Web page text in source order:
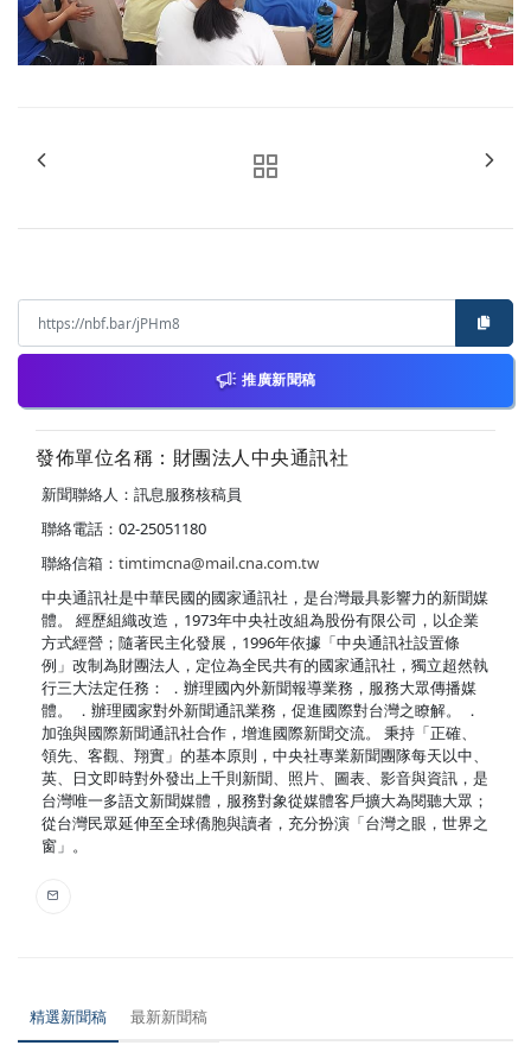
推廣新聞稿
發佈單位名稱：財團法人中央通訊社
新聞聯絡人：訊息服務核稿員
聯絡電話：02-25051180
聯絡信箱： timtimcna@mail.cna.com.tw
中央通訊社是中華民國的國家通訊社，是台灣最具影響力的新聞媒
體。 經歷組織改造，1973年中央社改組為股份有限公司，以企業
方式經營；隨著民主化發展，1996年依據「中央通訊社設置條
例」改制為財團法人，定位為全民共有的國家通訊社，獨立超然執
行三大法定任務： ．辦理國內外新聞報導業務，服務大眾傳播媒
體。 ．辦理國家對外新聞通訊業務，促進國際對台灣之瞭解。 ．
加強與國際新聞通訊社合作，增進國際新聞交流。 秉持「正確、
領先、客觀、翔實」的基本原則，中央社專業新聞團隊每天以中、
英、日文即時對外發出上千則新聞、照片、圖表、影音與資訊，是
台灣唯一多語文新聞媒體，服務對象從媒體客戶擴大為閱聽大眾；
從台灣民眾延伸至全球僑胞與讀者，充分扮演「台灣之眼，世界之
窗」。
精選新聞稿 最新新聞稿